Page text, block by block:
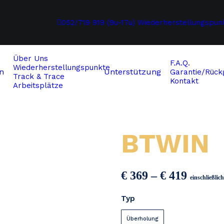
052/719 919 (9u-17u)
Über Uns
Wiederherstellungspunkte
Track & Trace
Arbeitsplätze
Unterstützung
F.A.Q.
Garantie/
Kontakt
BTWIN
€ 369 –€ 419
Typ
Überholung